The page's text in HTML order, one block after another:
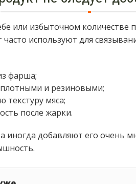
или избыточном количестве
часто используют для
фарша;
и резиновыми;
текстуру мяса;
после жарки.
добавляют его очень